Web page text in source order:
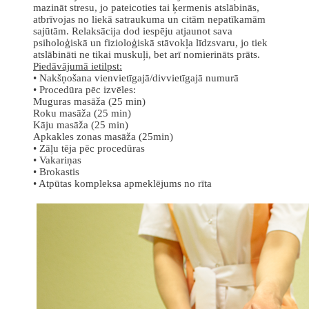
mazināt stresu, jo pateicoties tai ķermenis atslābinās,
atbrīvojas no liekā satraukuma un citām nepatīkamām
sajūtām. Relaksācija dod iespēju atjaunot sava
psiholoģiskā un fizioloģiskā stāvokļa līdzsvaru, jo tiek
atslābināti ne tikai muskuļi, bet arī nomierināts prāts.
Piedāvājumā ietilpst:
• Nakšņošana vienvietīgajā/divvietīgajā numurā
• Procedūra pēc izvēles:
Muguras masāža (25 min)
Roku masāža (25 min)
Kāju masāža (25 min)
Apkakles zonas masāža (25min)
• Zāļu tēja pēc procedūras
• Vakariņas
• Brokastis
• Atpūtas kompleksa apmeklējums no rīta